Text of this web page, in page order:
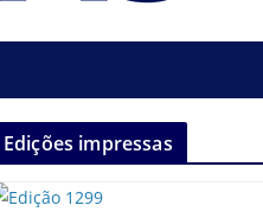
Edições impressas